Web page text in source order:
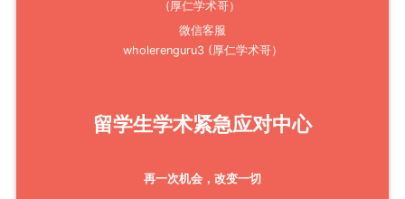
微信客服
wholerenguru3 (厚仁学术哥）
留学生学术紧急应对中心
再一次机会，改变一切